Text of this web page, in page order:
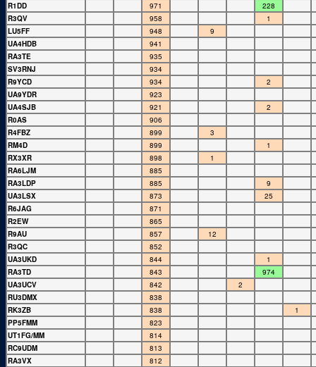
R1DD
971
228
R3QV
958
1
LU5FF
948
9
UA4HDB
941
RA3TE
935
SV3RNJ
934
R9YCD
934
2
UA9YDR
923
UA4SJB
921
2
R0AS
906
R4FBZ
899
3
RM4D
899
1
RX3XR
898
1
RA6LJM
885
RA3LDP
885
9
UA3LSX
873
25
R6JAG
871
R2EW
865
R9AU
857
12
R3QC
852
UA3UKD
844
1
RA3TD
843
974
UA3UCV
842
2
RU3DMX
838
RK3ZB
838
1
PP5FMM
823
UT1FG/MM
814
RC9UDM
813
RA3VX
812